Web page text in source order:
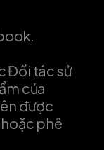
Đối tác sử
của
được
phê